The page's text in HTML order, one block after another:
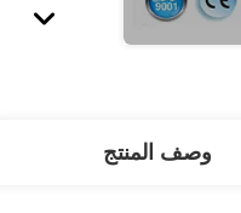
وصف المنتج